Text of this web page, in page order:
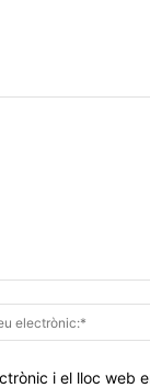
i el lloc web